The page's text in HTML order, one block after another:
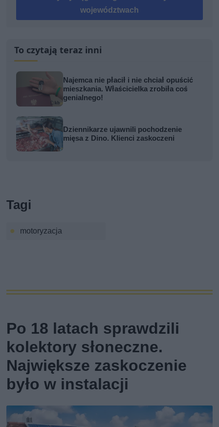
województwach
To czytają teraz inni
Najemca nie płacił i nie chciał opuścić
mieszkania. Właścicielka zrobiła coś
genialnego!
Dziennikarze ujawnili pochodzenie
mięsa z Dino. Klienci zaskoczeni
Tagi
motoryzacja
Po 18 latach sprawdzili
kolektory słoneczne.
Największe zaskoczenie
było w instalacji